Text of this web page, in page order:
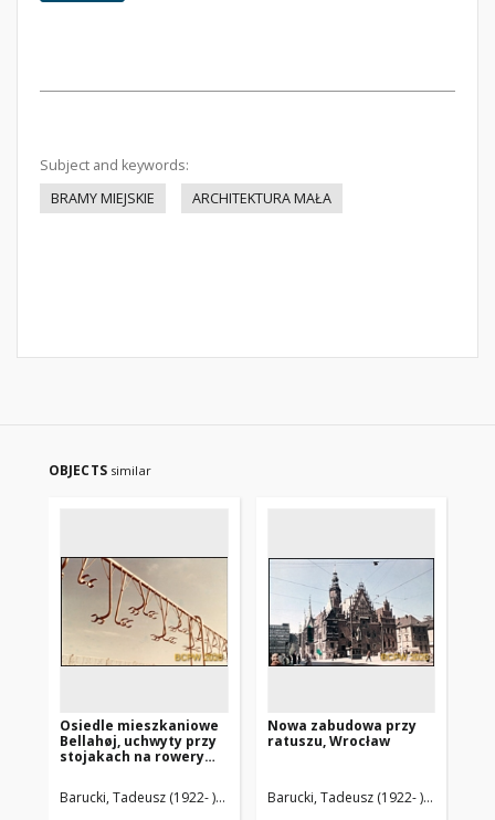
Subject and keywords:
BRAMY MIEJSKIE
ARCHITEKTURA MAŁA
OBJECTS similar
Osiedle mieszkaniowe
Bellahøj, uchwyty przy
stojakach na rowery
Kopenhaga, Dania
Barucki, Tadeusz (1922- ). Fotograf
Nowa zabudowa przy
ratuszu, Wrocław
Barucki, Tadeusz (1922- ). Fotograf